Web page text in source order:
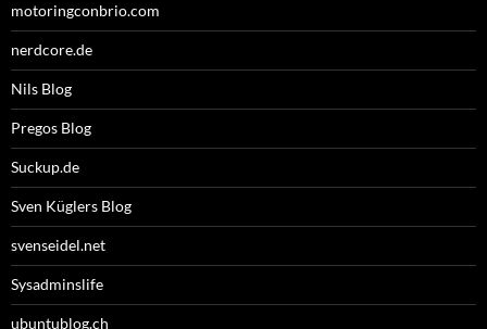
motoringconbrio.com
nerdcore.de
Nils Blog
Pregos Blog
Suckup.de
Sven Küglers Blog
svenseidel.net
Sysadminslife
ubuntublog.ch